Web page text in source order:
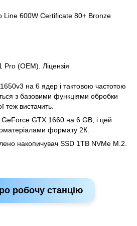
Line 600W Certificate 80+ Bronze
Pro (OEM). Ліцензія
на 6 ядер і тактовою частотою
з базовими функціями обробки
теж вистачить.
GeForce GTX 1660 на 6 GB, і цей
формату 2К.
накопичувач SSD 1TB NVMe M.2.
робочу станцію